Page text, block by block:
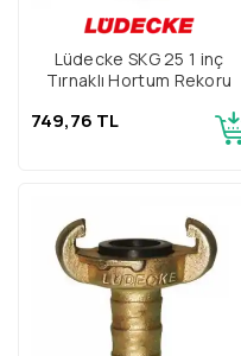
Lüdecke SKG 25 1 inç
Tırnaklı Hortum Rekoru
749,76 TL